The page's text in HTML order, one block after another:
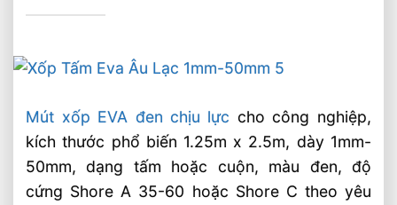
Mút xốp EVA đen chịu lực cho công nghiệp,
kích thước phổ biến 1.25m x 2.5m, dày 1mm-
50mm, dạng tấm hoặc cuộn, màu đen, độ
cứng Shore A 35-60 hoặc Shore C theo yêu